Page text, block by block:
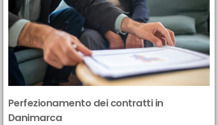
Perfezionamento dei contratti in
Danimarca